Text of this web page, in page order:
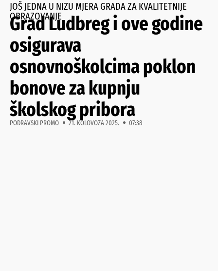
JOŠ JEDNA U NIZU MJERA GRADA ZA KVALITETNIJE
OBRAZOVANJE
Grad Ludbreg i ove godine
osigurava
osnovnoškolcima poklon
bonove za kupnju
školskog pribora
PODRAVSKI PROMO 21. KOLOVOZA 2025. 07:38